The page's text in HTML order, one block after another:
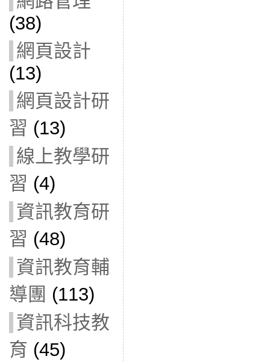
(38)
網頁設計
(13)
網頁設計研
習 (13)
線上教學研
習 (4)
資訊教育研
習 (48)
資訊教育輔
導團 (113)
資訊科技教
育 (45)